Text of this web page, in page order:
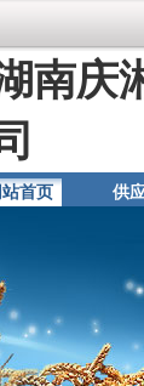
南庆
站首页 供